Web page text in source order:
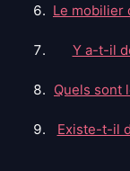
Le mobilier
Y a-t-il
Quels sont
Existe-t-il